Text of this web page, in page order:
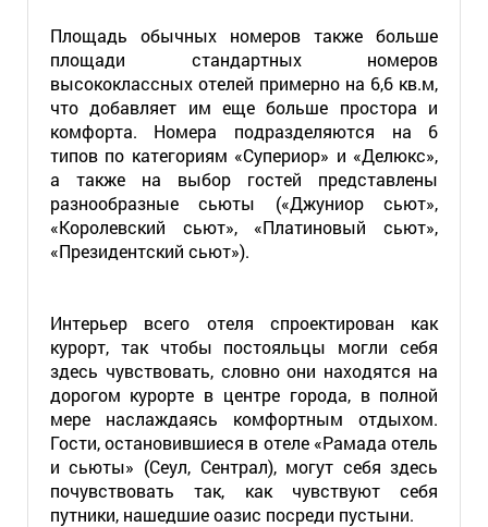
Площадь обычных номеров также больше
площади стандартных номеров
высококлассных отелей примерно на 6,6 кв.м,
что добавляет им еще больше простора и
комфорта. Номера подразделяются на 6
типов по категориям «Супериор» и «Делюкс»,
а также на выбор гостей представлены
разнообразные сьюты («Джуниор сьют»,
«Королевский сьют», «Платиновый сьют»,
«Президентский сьют»).
Интерьер всего отеля спроектирован как
курорт, так чтобы постояльцы могли себя
здесь чувствовать, словно они находятся на
дорогом курорте в центре города, в полной
мере наслаждаясь комфортным отдыхом.
Гости, остановившиеся в отеле «Рамада отель
и сьюты» (Сеул, Сентрал), могут себя здесь
почувствовать так, как чувствуют себя
путники, нашедшие оазис посреди пустыни.